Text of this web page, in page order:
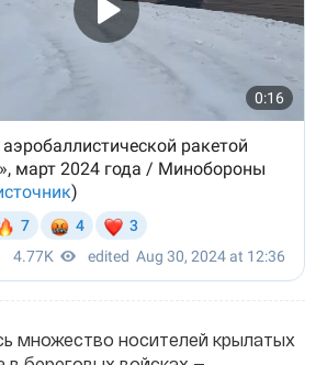
множество носителей крылатых